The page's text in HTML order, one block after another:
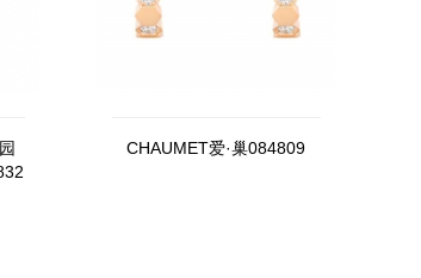
CHAUMET爱·巢084809